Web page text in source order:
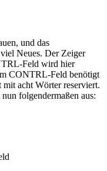
und das
Neues. Der Zeiger
Feld wird hier
CONTRL-Feld benötigt
mit acht Wörter reserviert.
folgendermaßen aus: